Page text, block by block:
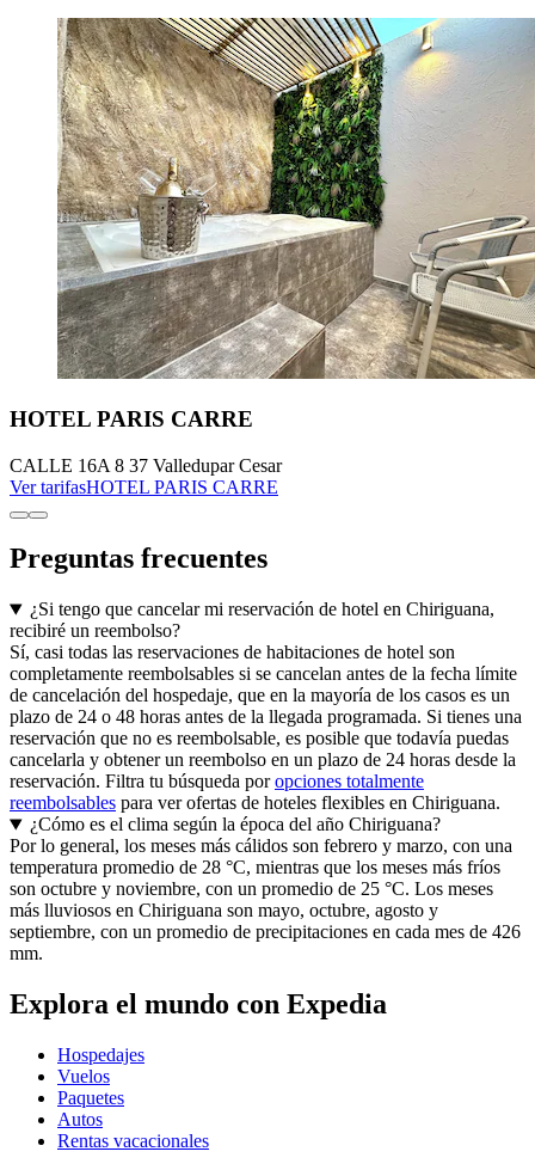
HOTEL PARIS CARRE
CALLE 16A 8 37 Valledupar Cesar
Ver tarifasHOTEL PARIS CARRE
Preguntas frecuentes
¿Si tengo que cancelar mi reservación de hotel en Chiriguana,
recibiré un reembolso?
Sí, casi todas las reservaciones de habitaciones de hotel son
completamente reembolsables si se cancelan antes de la fecha límite
de cancelación del hospedaje, que en la mayoría de los casos es un
plazo de 24 o 48 horas antes de la llegada programada. Si tienes una
reservación que no es reembolsable, es posible que todavía puedas
cancelarla y obtener un reembolso en un plazo de 24 horas desde la
reservación. Filtra tu búsqueda poropciones totalmente
reembolsables para ver ofertas de hoteles flexibles en Chiriguana.
¿Cómo es el clima según la época del año Chiriguana?
Por lo general, los meses más cálidos son febrero y marzo, con una
temperatura promedio de 28 °C, mientras que los meses más fríos
son octubre y noviembre, con un promedio de 25 °C. Los meses
más lluviosos en Chiriguana son mayo, octubre, agosto y
septiembre, con un promedio de precipitaciones en cada mes de 426
mm.
Explora el mundo con Expedia
Hospedajes
Vuelos
Paquetes
Autos
Rentas vacacionales